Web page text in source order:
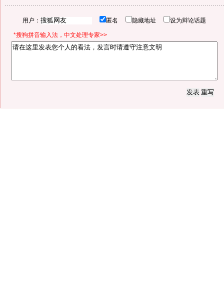
用户： 匿名 隐藏地址 设为辩论话题
*搜狗拼音输入法，中文处理专家>>